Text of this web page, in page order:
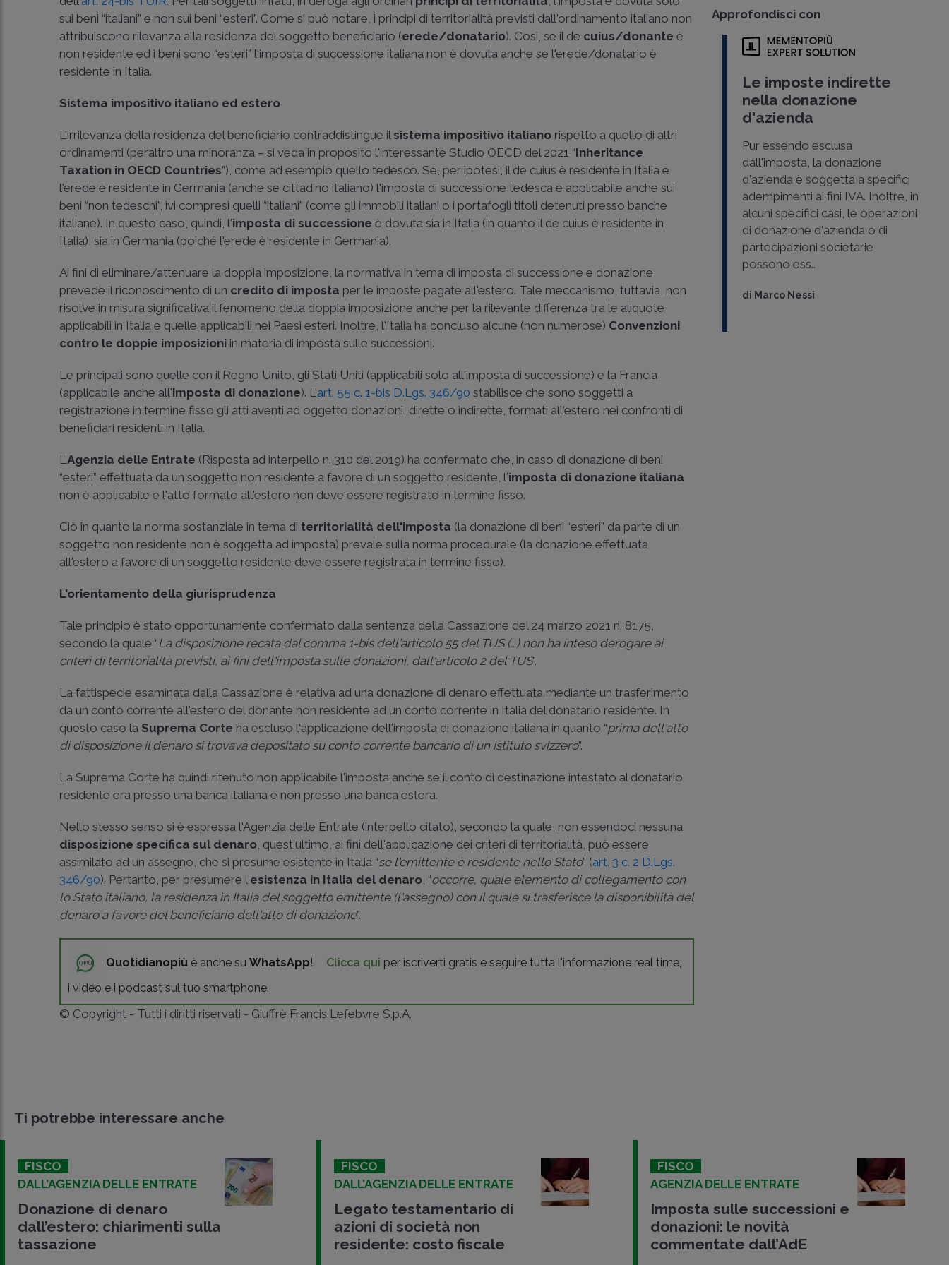
sui beni “italiani” e non sui beni “esteri”. Come si può notare, i principi di territorialità previsti dall'ordinamento italiano non
attribuiscono rilevanza alla residenza del soggetto beneficiario (erede/donatario). Così, se il de cuius/donante è
non residente ed i beni sono “esteri” l'imposta di successione italiana non è dovuta anche se l'erede/donatario è
residente in Italia.
Sistema impositivo italiano ed estero
L'irrilevanza della residenza del beneficiario contraddistingue il sistema impositivo italiano rispetto a quello di altri
ordinamenti (peraltro una minoranza – si veda in proposito l'interessante Studio OECD del 2021 “Inheritance
Taxation in OECD Countries”), come ad esempio quello tedesco. Se, per ipotesi, il de cuius è residente in Italia e
l'erede è residente in Germania (anche se cittadino italiano) l'imposta di successione tedesca è applicabile anche sui
beni “non tedeschi”, ivi compresi quelli “italiani” (come gli immobili italiani o i portafogli titoli detenuti presso banche
italiane). In questo caso, quindi, l'imposta di successioneè dovuta sia in Italia (in quanto il de cuius è residente in
Italia), sia in Germania (poiché l'erede è residente in Germania).
Ai fini di eliminare/attenuare la doppia imposizione, la normativa in tema di imposta di successione e donazione
prevede il riconoscimento di un credito di imposta per le imposte pagate all'estero. Tale meccanismo, tuttavia, non
risolve in misura significativa il fenomeno della doppia imposizione anche per la rilevante differenza tra le aliquote
applicabili in Italia e quelle applicabili nei Paesi esteri. Inoltre, l'Italia ha concluso alcune (non numerose) Convenzioni
contro le doppie imposizioni in materia di imposta sulle successioni.
Le principali sono quelle con il Regno Unito, gli Stati Uniti (applicabili solo all'imposta di successione) e la Francia
(applicabile anche all'imposta di donazione). L'art. 55 c. 1-bis D.Lgs. 346/90 stabilisce che sono soggetti a
registrazione in termine fisso gli atti aventi ad oggetto donazioni, dirette o indirette, formati all'estero nei confronti di
beneficiari residenti in Italia.
L'Agenzia delle Entrate (Risposta ad interpello n. 310 del 2019) ha confermato che, in caso di donazione di beni
“esteri” effettuata da un soggetto non residente a favore di un soggetto residente, l'imposta di donazione italiana
non è applicabile e l'atto formato all'estero non deve essere registrato in termine fisso.
Ciò in quanto la norma sostanziale in tema di territorialità dell'imposta (la donazione di beni “esteri” da parte di un
soggetto non residente non è soggetta ad imposta) prevale sulla norma procedurale (la donazione effettuata
all'estero a favore di un soggetto residente deve essere registrata in termine fisso).
L'orientamento della giurisprudenza
Tale principio è stato opportunamente confermato dalla sentenza della Cassazione del 24 marzo 2021 n. 8175,
secondo la quale “La disposizione recata dal comma 1-bis dell'articolo 55 del TUS (…) non ha inteso derogare ai
criteri di territorialità previsti, ai fini dell'imposta sulle donazioni, dall'articolo 2 del TUS”.
La fattispecie esaminata dalla Cassazione è relativa ad una donazione di denaro effettuata mediante un trasferimento
da un conto corrente all'estero del donante non residente ad un conto corrente in Italia del donatario residente. In
questo caso laSuprema Corte ha escluso l'applicazione dell'imposta di donazione italiana in quanto “prima dell'atto
di disposizione il denaro si trovava depositato su conto corrente bancario di un istituto svizzero”.
La Suprema Corte ha quindi ritenuto non applicabile l'imposta anche se il conto di destinazione intestato al donatario
residente era presso una banca italiana e non presso una banca estera.
Nello stesso senso si è espressa l'Agenzia delle Entrate (interpello citato), secondo la quale, non essendoci nessuna
disposizione specifica sul denaro, quest'ultimo, ai fini dell'applicazione dei criteri di territorialità, può essere
assimilato ad un assegno, che si presume esistente in Italia “se l'emittente è residente nello Stato” (art. 3 c. 2 D.Lgs.
346/90). Pertanto, per presumere l'esistenza in Italia del denaro, “occorre, quale elemento di collegamento con
lo Stato italiano, la residenza in Italia del soggetto emittente (l'assegno) con il quale si trasferisce la disponibilità del
denaro a favore del beneficiario dell'atto di donazione”.
Quotidianopiù è anche suWhatsApp! Clicca qui per iscriverti gratis e seguire tutta l'informazione real time,
i video e i podcast sul tuo smartphone.
© Copyright - Tutti i diritti riservati - Giuffrè Francis Lefebvre S.p.A.
Approfondisci con
Le imposte indirette
nella donazione
d'azienda
Pur essendo esclusa
dall'imposta, la donazione
d'azienda è soggetta a specifici
adempimenti ai fini IVA. Inoltre, in
alcuni specifici casi, le operazioni
di donazione d'azienda o di
partecipazioni societarie
possono ess..
di Marco Nessi
Ti potrebbe interessare anche
FISCO
DALL’AGENZIA DELLE ENTRATE
Donazione di denaro
dall’estero: chiarimenti sulla
tassazione
FISCO
DALL’AGENZIA DELLE ENTRATE
Legato testamentario di
azioni di società non
residente: costo fiscale
FISCO
AGENZIA DELLE ENTRATE
Imposta sulle successioni e
donazioni: le novità
commentate dall’AdE